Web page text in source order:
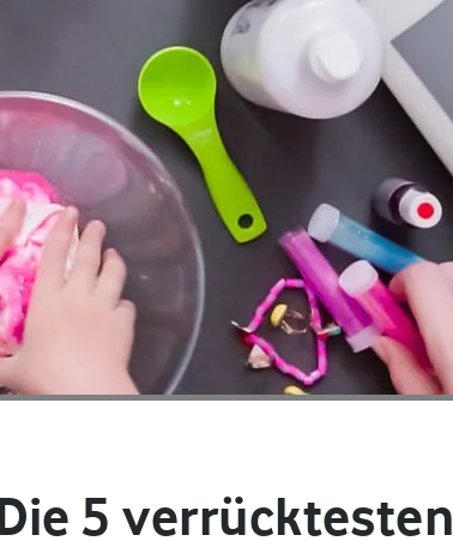
5 verrücktesten